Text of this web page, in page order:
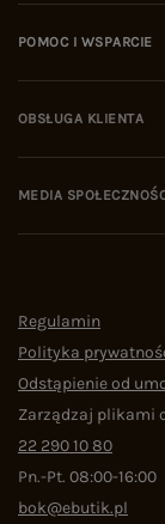
POMOC I WSPARCIE
OBSŁUGA KLIENTA
MEDIA
Regulamin
Polityka
Odstąpienie od
Zarządzaj plikami
22 290 10 80
Pn.-Pt. 08:00-16:00
bok@ebutik.pl